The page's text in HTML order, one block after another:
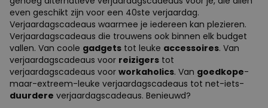
even geschikt zijn voor een 40ste verjaardag.
Verjaardagscadeaus waarmee je iedereen kan plezieren.
Verjaardagscadeaus die trouwens ook binnen elk budget
vallen. Van coole gadgets tot leuke accessoires. Van
verjaardagscadeaus voor reizigers tot
verjaardagscadeaus voor workaholics. Van goedkope-
maar-extreem-leuke verjaardagscadeaus tot net-iets-
duurdere verjaardagscadeaus. Benieuwd?